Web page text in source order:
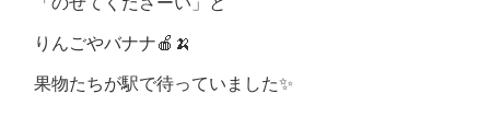
りんごやバナナ🍎🍌
果物たちが駅で待っていました✨